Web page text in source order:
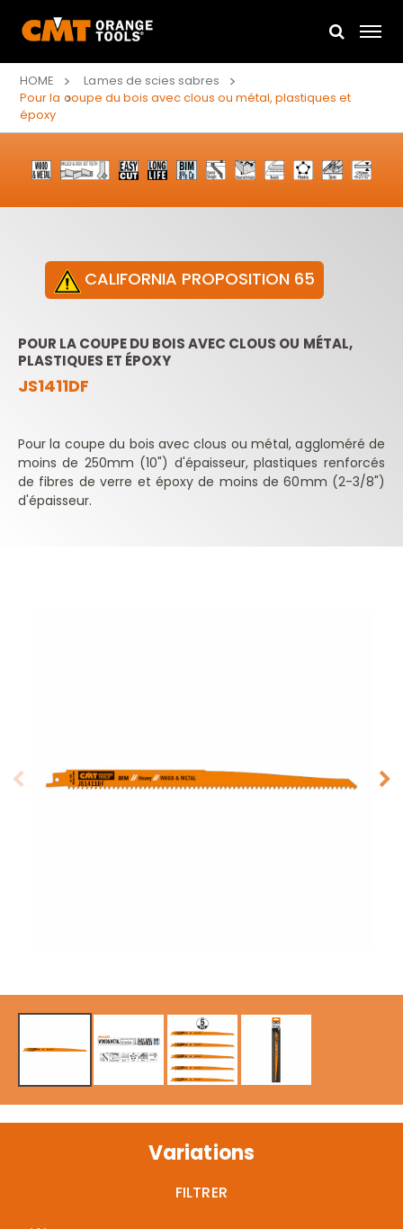
HOME
Lames de scies sabres
Pour la coupe du bois avec clous ou métal, plastiques et
époxy
CALIFORNIA PROPOSITION 65
POUR LA COUPE DU BOIS AVEC CLOUS OU MÉTAL,
PLASTIQUES ET ÉPOXY
JS1411DF
Pour la coupe du bois avec clous ou métal, aggloméré de
moins de 250mm (10") d'épaisseur, plastiques renforcés
de fibres de verre et époxy de moins de 60mm (2-3/8")
d'épaisseur.
Variations
FILTRER